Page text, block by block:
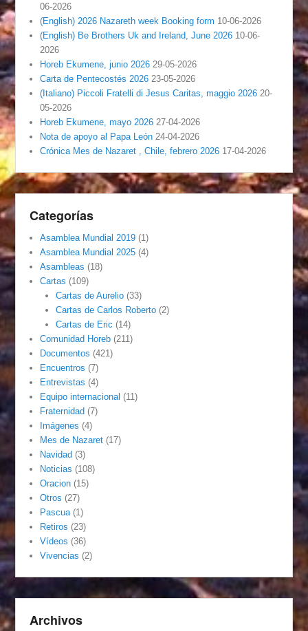
06-2026
(English) 2026 Nazareth week Booking form 10-06-2026
(English) Be Brothers Uk and Ireland, June 2026 10-06-
2026
Horeb Ekumene, junio 2026 29-05-2026
Carta de Pentecostés 2026 23-05-2026
(Italiano) Piccoli Fratelli di Jesus Caritas, maggio 2026 20-
05-2026
Horeb Ekumene, mayo 2026 27-04-2026
Nota de apoyo al Papa León 24-04-2026
Crónica Mes de Nazaret , Chile, febrero 2026 17-04-2026
Categorías
Asamblea Mundial 2019 (1)
Asamblea Mundial 2025 (4)
Asambleas (18)
Cartas (109)
Cartas de Aurelio(33)
Cartas de Carlos Roberto(2)
Cartas de Eric (14)
Comunidad Horeb (211)
Documentos (421)
Encuentros (7)
Entrevistas (4)
Equipo internacional (11)
Fraternidad (7)
Imágenes (4)
Mes de Nazaret (17)
Navidad (3)
Noticias (108)
Oracion (15)
Otros (27)
Pascua (1)
Retiros (23)
Vídeos (36)
Vivencias (2)
Archivos